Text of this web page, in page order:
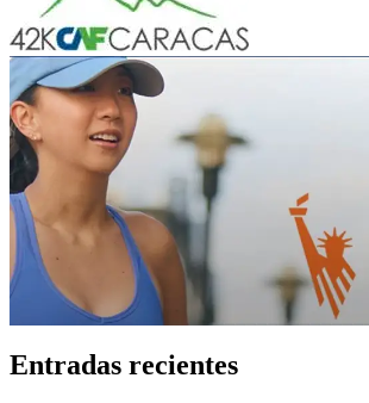
Entradas recientes